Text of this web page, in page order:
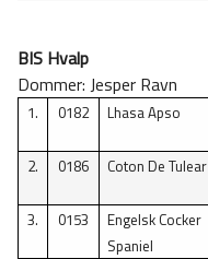
BIS Hvalp
Dommer: Jesper Ravn
1. 0182 Lhasa Apso
2.
0186 Coton De Tulear
3.
0153
Engelsk Cocker
Spaniel